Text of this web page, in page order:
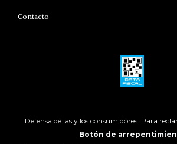
Contacto
Defensa de las y los consumidores. Para
Botón de